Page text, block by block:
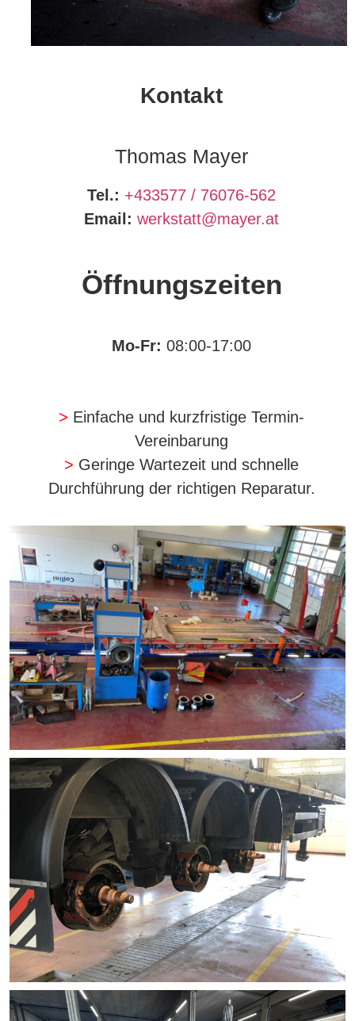
Kontakt
Thomas Mayer
Tel.: +433577 / 76076-562
Email: werkstatt@mayer.at
Öffnungszeiten
Mo-Fr: 08:00-17:00
> Einfache und kurzfristige Termin-
Vereinbarung
> Geringe Wartezeit und schnelle
Durchführung der richtigen Reparatur.